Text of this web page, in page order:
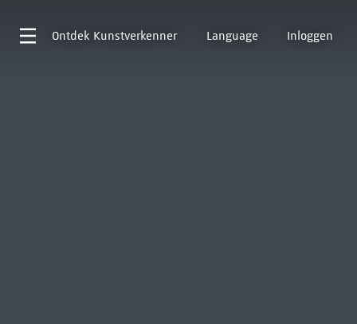
Ontdek Kunstverkenner Language Inloggen